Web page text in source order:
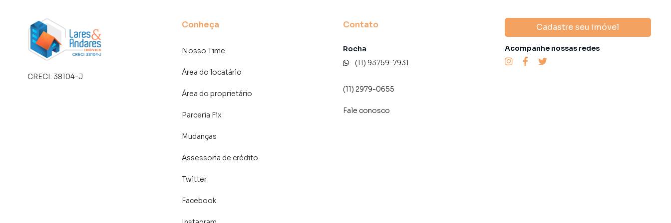
CRECI: 38104-J
Conheça
Nosso Time
Área do locatário
Área do proprietário
Parceria Fix
Mudanças
Assessoria de crédito
Twitter
Facebook
Contato
Rocha
(11) 93759-7931
(11) 2979-0655
Fale conosco
Cadastre seu imóvel
Acompanhe nossas redes